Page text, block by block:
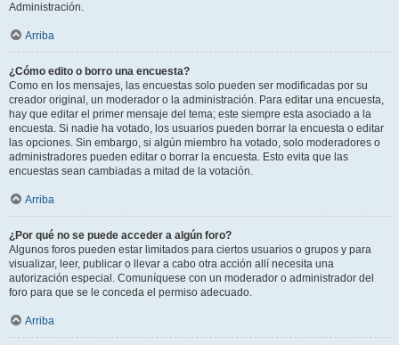
Administración.
Arriba
¿Cómo edito o borro una encuesta?
Como en los mensajes, las encuestas solo pueden ser modificadas por su
creador original, un moderador o la administración. Para editar una encuesta,
hay que editar el primer mensaje del tema; este siempre esta asociado a la
encuesta. Si nadie ha votado, los usuarios pueden borrar la encuesta o editar
las opciones. Sin embargo, si algún miembro ha votado, solo moderadores o
administradores pueden editar o borrar la encuesta. Esto evita que las
encuestas sean cambiadas a mitad de la votación.
Arriba
¿Por qué no se puede acceder a algún foro?
Algunos foros pueden estar limitados para ciertos usuarios o grupos y para
visualizar, leer, publicar o llevar a cabo otra acción allí necesita una
autorización especial. Comuníquese con un moderador o administrador del
foro para que se le conceda el permiso adecuado.
Arriba